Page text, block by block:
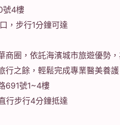
號4樓
，步行1分鐘可達
商圈，依託海濱城市旅遊優勢
之餘，輕鬆完成專業醫美養
691號1~4樓
行步行4分鐘抵達